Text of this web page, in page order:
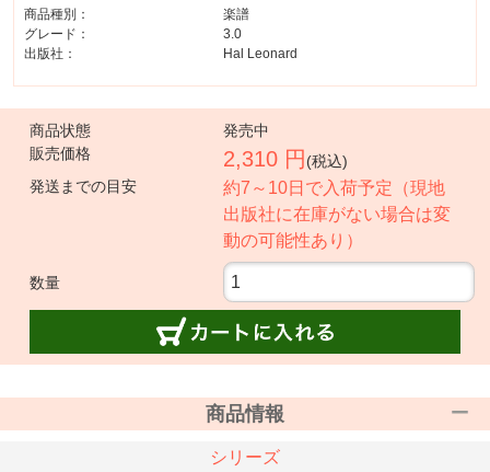
商品種別：
楽譜
グレード：
3.0
出版社：
Hal Leonard
商品状態
発売中
販売価格
2,310 円 (税込)
発送までの目安
約7～10日で入荷予定（現地
出版社に在庫がない場合は変
動の可能性あり）
数量
商品情報
シリーズ